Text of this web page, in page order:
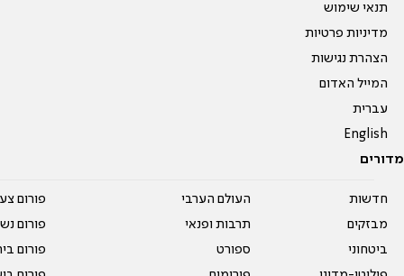
תנאי שימוש
מדיניות פרטיות
הצהרת נגישות
המייל האדום
עברית
English
מדורים
חדשות
מבזקים
ביטחוני
העולם הערבי
תרבות ופנאי
ספורט
פורום
פורום
פורום